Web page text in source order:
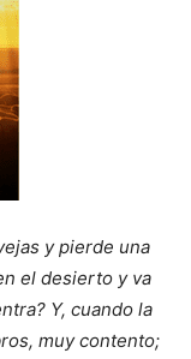
y pierde una
el desierto y va
Y, cuando la
muy contento;